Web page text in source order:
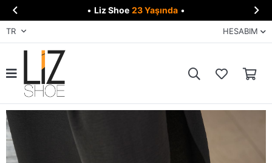
 • Liz Shoe 23 Yaşında • 
TR HESABIM